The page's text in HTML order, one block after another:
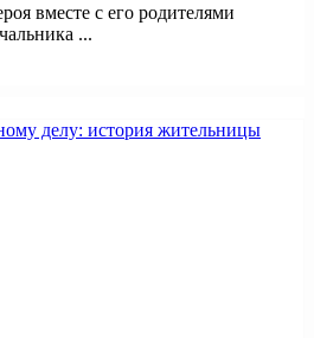
вместе с его родителями
...